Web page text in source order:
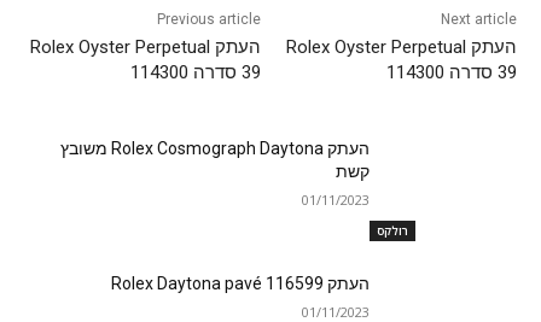
Previous article
העתק Rolex Oyster Perpetual
39 סדרה 114300
Next article
העתק Rolex Oyster Perpetual
39 סדרה 114300
רולקס
העתק Rolex Cosmograph Daytona משובץ
קשת
01/11/2023
העתק Rolex Daytona pavé 116599
01/11/2023